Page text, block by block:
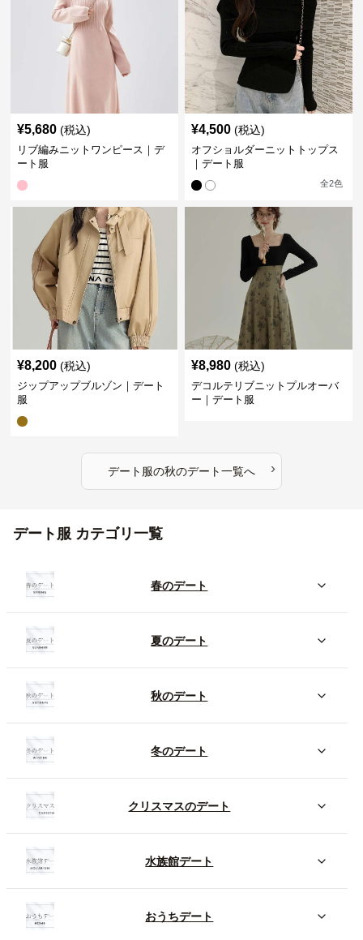
¥5,680 (税込)
リブ編みニットワンピース｜デ
ート服
¥4,500 (税込)
オフショルダーニットトップス
｜デート服
全2色
¥8,200 (税込)
ジップアップブルゾン｜デート
服
¥8,980 (税込)
デコルテリブニットプルオーバ
ー｜デート服
デート服の秋のデート一覧へ ›
デート服 カテゴリ一覧
春のデート
夏のデート
秋のデート
冬のデート
クリスマスのデート
水族館デート
おうちデート